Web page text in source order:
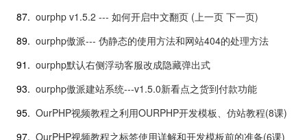
87. ourphp v1.5.2 --- 如何开启中文翻页 (上一页 下一页)
89. ourphp傲派--- 伪静态的使用方法和网站404的处理方法
91. ourphp默认右侧浮动客服改成隐藏弹出式
93. ourphp傲派建站系统---v1.5.0新看点之货到付款功能
95. OurPHP视频教程之利用OURPHP开发模板、仿站教程(8课)
97. OurPHP视频教程之标签使用详解和开发模板前的准备(6课)